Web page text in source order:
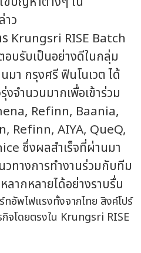
าว
RISE Batch
อบรับเป็นอย่างดีในกลุ่ม
า กรุงศรี ฟินโนเวต ได้
จำนวนมากเพื่อเข้าร่วม
Refinn, Baania,
Refinn, AIYA, QueQ,
ซึ่งผลสำเร็จที่ผ่านมา
วทางการทำงานร่วมกับทีม
ากหลายได้อย่างราบรื่น